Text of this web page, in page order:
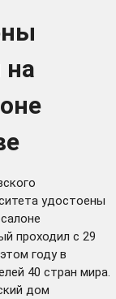
удостоены
проходил с 29
году в
40 стран мира.
дом